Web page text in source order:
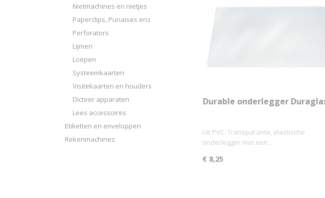
Nietmachines en nietjes
Paperclips, Punaises enz
Perforators
Lijmen
Loepen
Systeemkaarten
Visitekaarten en houders
Dicteer apparaten
Lees accessoires
Etiketten en enveloppen
Rekenmachines
Durable onderlegger
Uit PVC. Transparante, elastische
onderlegger met een…
€ 8,25